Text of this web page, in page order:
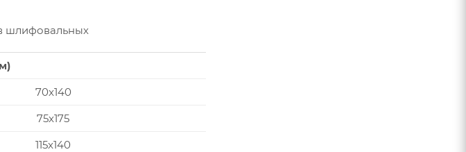
шлифовальных
70x140
75x175
115x140